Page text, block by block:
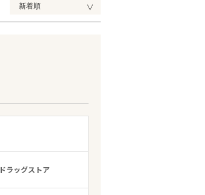
ドラッグストア